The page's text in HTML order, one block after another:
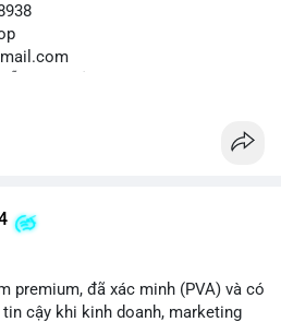
hôm nay!
premium, đã xác minh (PVA) và có
cậy khi kinh doanh, marketing